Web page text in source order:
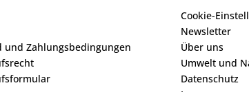
und Zahlungsbedingungen
Cookie-
Newsletter
Über uns
Umwelt und
Datenschutz